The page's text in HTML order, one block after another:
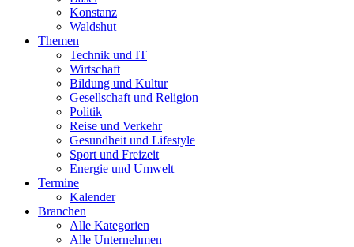
Konstanz
Waldshut
Themen
Technik und IT
Wirtschaft
Bildung und Kultur
Gesellschaft und Religion
Politik
Reise und Verkehr
Gesundheit und Lifestyle
Sport und Freizeit
Energie und Umwelt
Termine
Kalender
Branchen
Alle Kategorien
Alle Unternehmen